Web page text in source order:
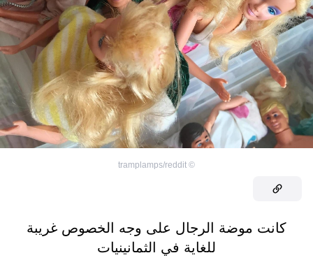
©
tramplamps/reddit
كانت موضة الرجال على وجه الخصوص غريبة
للغاية في الثمانينيات